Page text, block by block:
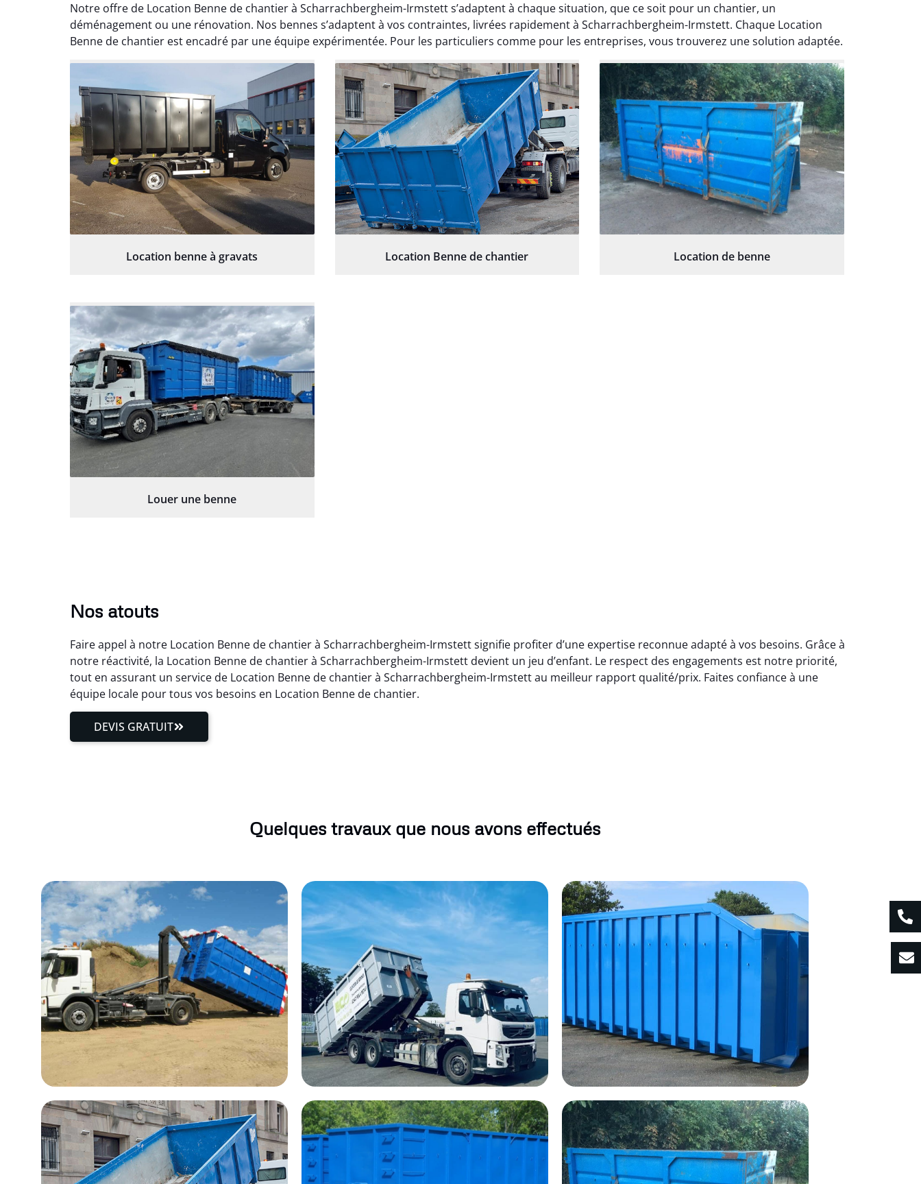
Notre offre de Location Benne de chantier à Scharrachbergheim-Irmstett s’adaptent à chaque situation, que ce soit pour un chantier, un
déménagement ou une rénovation. Nos bennes s’adaptent à vos contraintes, livrées rapidement à Scharrachbergheim-Irmstett. Chaque Location
Benne de chantier est encadré par une équipe expérimentée. Pour les particuliers comme pour les entreprises, vous trouverez une solution adaptée.
Location benne à gravats Location Benne de chantier Location de benne
Louer une benne
Nos atouts
Faire appel à notre Location Benne de chantier à Scharrachbergheim-Irmstett signifie profiter d’une expertise reconnue adapté à vos besoins. Grâce à
notre réactivité, la Location Benne de chantier à Scharrachbergheim-Irmstett devient un jeu d’enfant. Le respect des engagements est notre priorité,
tout en assurant un service de Location Benne de chantier à Scharrachbergheim-Irmstett au meilleur rapport qualité/prix. Faites confiance à une
équipe locale pour tous vos besoins en Location Benne de chantier.
DEVIS GRATUIT
Quelques travaux que nous avons effectués